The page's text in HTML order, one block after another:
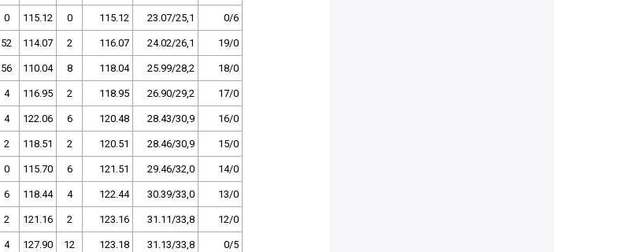
0 115.12 0 115.12 23.07/25,1 0/6
52 114.07 2 116.07 24.02/26,1 19/0
56 110.04 8 118.04 25.99/28,2 18/0
4 116.95 2 118.95 26.90/29,2 17/0
4 122.06 6 120.48 28.43/30,9 16/0
2 118.51 2 120.51 28.46/30,9 15/0
0 115.70 6 121.51 29.46/32,0 14/0
6 118.44 4 122.44 30.39/33,0 13/0
2 121.16 2 123.16 31.11/33,8 12/0
4 127.90 12 123.18 31.13/33,8 0/5